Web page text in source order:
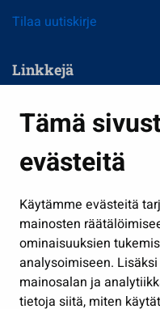
Tämä
evästeitä
Käytämme evästeitä
mainosten
ominaisuuksien
analysoimiseen.
mainosalan ja
tietoja siitä, miten
Tilaa uutiskirje
Linkkejä
Kasvatus ja opetus
Kulttuuri ja liikunta
Työ ja yrittäminen
Osallistu ja asioi
Näytä omat